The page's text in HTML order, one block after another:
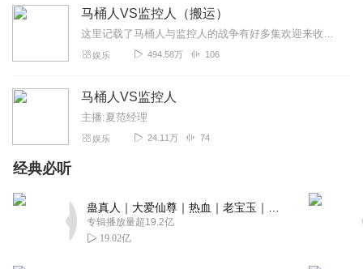
小李懒的取名
支持一下直播必须支持，但是这不太好听
2024-02-12
TitanClock
我建议推荐，红绿灯人多元宇宙
2024-02-06
大木木_vf
我喜欢电视人作者什么时候更新啊
回复 2024-01-07
马桶人VS监控人（搬运）
这里记载了马桶人与监控人的战争有好多集欢迎来收听暂时有46集待更新只是搬运想看可以去看正版不强求主播寄语：好听的话加关注订阅点赞评论评价
娱乐 494.58万 106
马桶人VS监控人
主播:夏范经理
娱乐 24.11万 74
经典必听
专辑播放量超19.2亿
19.02亿